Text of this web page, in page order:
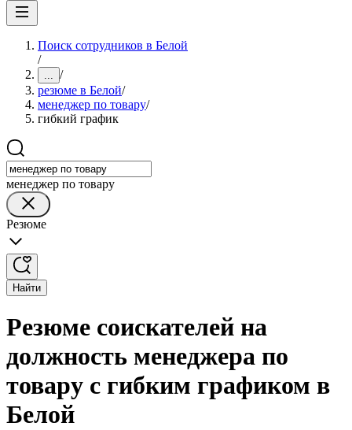
Поиск сотрудников в Белой
/
... /
резюме в Белой/
менеджер по товару/
гибкий график
менеджер по товару
Резюме
Найти
Резюме соискателей на
должность менеджера по
товару с гибким графиком в
Белой